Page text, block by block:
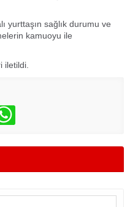
yurttaşın sağlık durumu ve
kamuoyu ile
iletildi.